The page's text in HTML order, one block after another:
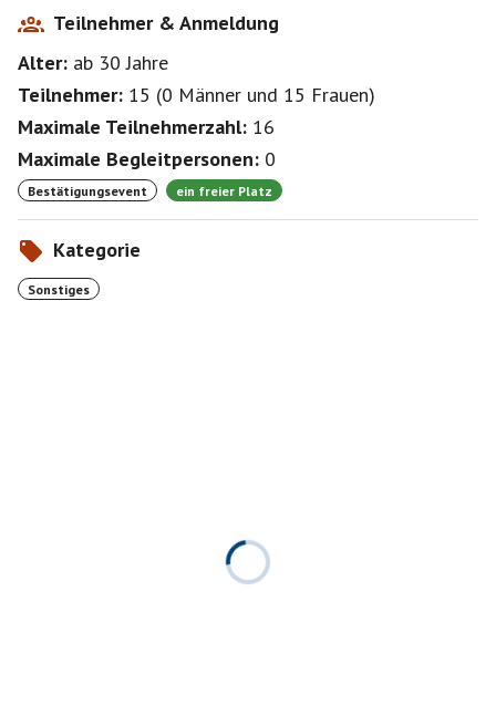
frauen.php#infos
Teilnehmer & Anmeldung
Alter: ab 30Jahre
Teilnehmer: 15 (0 Männer und 15 Frauen)
Maximale Teilnehmerzahl: 16
Maximale Begleitpersonen: 0
Bestätigungsevent ein freier Platz
Kategorie
Sonstiges